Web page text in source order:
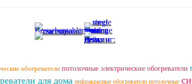
обогреватели потолочные электрические обогреватели
для дома инфракрасные обогреватели потолочные